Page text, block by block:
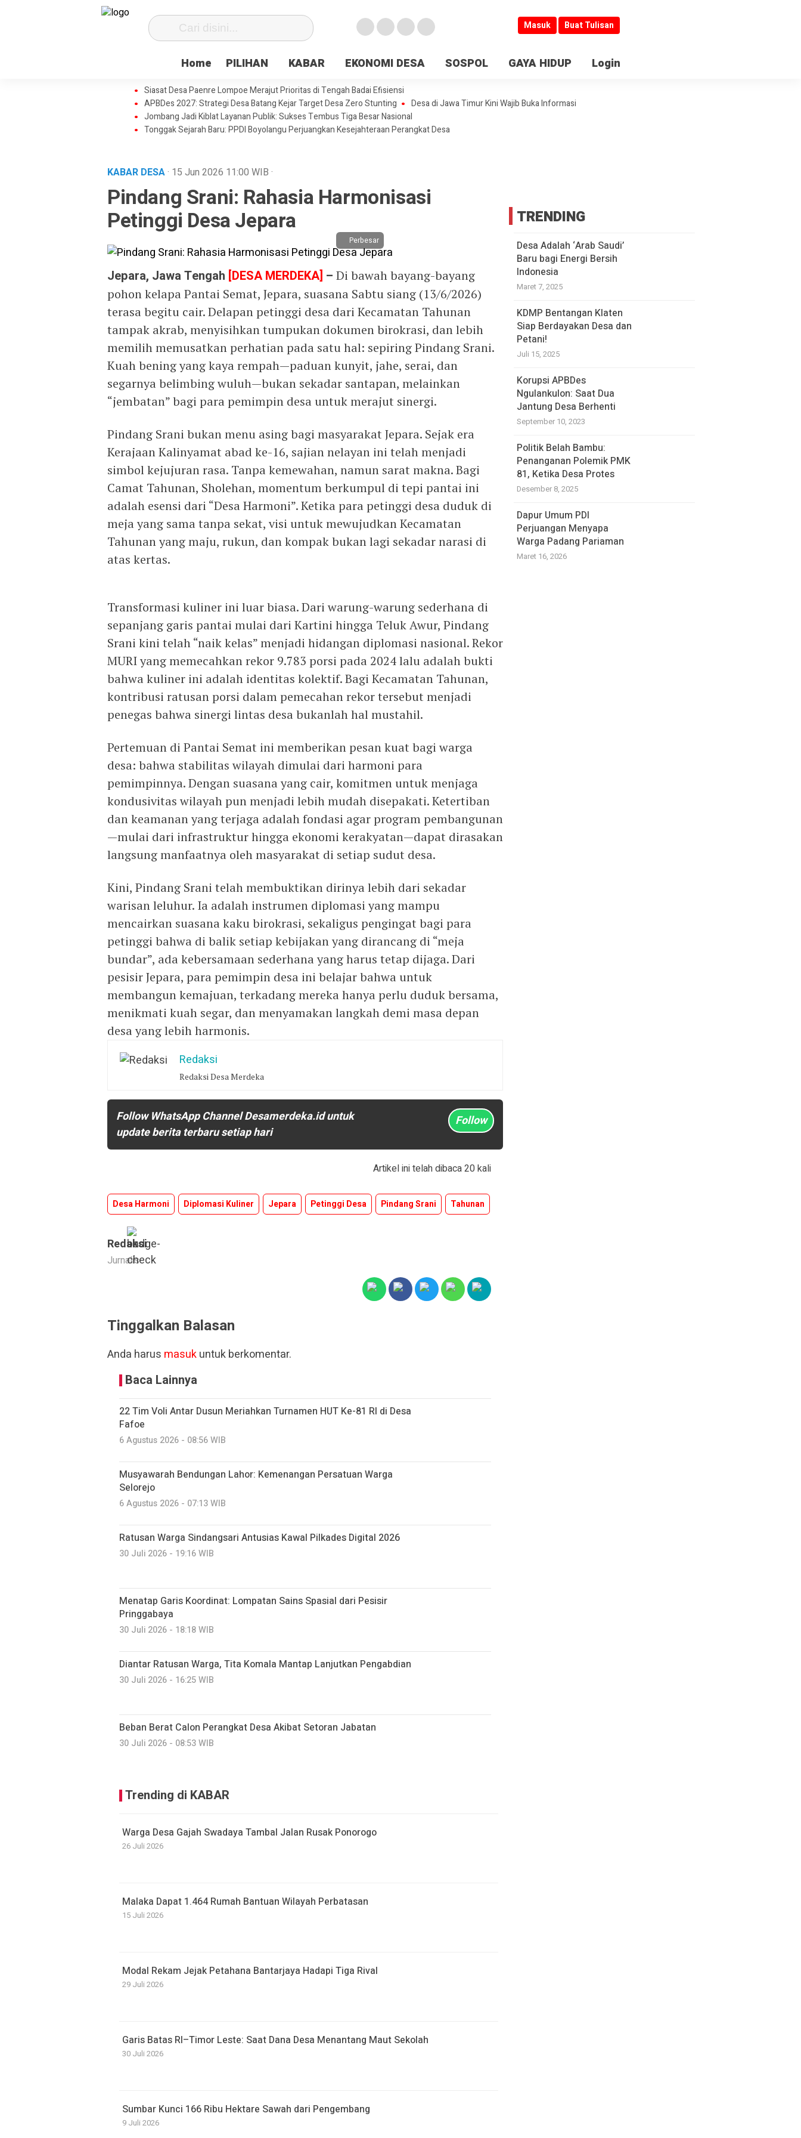
Masuk Buat Tulisan
Home PILIHAN KABAR EKONOMI DESA SOSPOL GAYA HIDUP Login
Siasat Desa Paenre Lompoe Merajut Prioritas di Tengah Badai Efisiensi
APBDes 2027: Strategi Desa Batang Kejar Target Desa Zero Stunting
Desa di Jawa Timur Kini Wajib Buka Informasi
Jombang Jadi Kiblat Layanan Publik: Sukses Tembus Tiga Besar Nasional
Tonggak Sejarah Baru: PPDI Boyolangu Perjuangkan Kesejahteraan Perangkat Desa
KABAR DESA· 15 Jun 2026 11:00 WIB ·
Pindang Srani: Rahasia Harmonisasi
Petinggi Desa Jepara
Perbesar
Jepara, Jawa Tengah [DESA MERDEKA] – Di bawah bayang-bayang
pohon kelapa Pantai Semat, Jepara, suasana Sabtu siang (13/6/2026)
terasa begitu cair. Delapan petinggi desa dari Kecamatan Tahunan
tampak akrab, menyisihkan tumpukan dokumen birokrasi, dan lebih
memilih memusatkan perhatian pada satu hal: sepiring Pindang Srani.
Kuah bening yang kaya rempah—paduan kunyit, jahe, serai, dan
segarnya belimbing wuluh—bukan sekadar santapan, melainkan
“jembatan” bagi para pemimpin desa untuk merajut sinergi.
Pindang Srani bukan menu asing bagi masyarakat Jepara. Sejak era
Kerajaan Kalinyamat abad ke-16, sajian nelayan ini telah menjadi
simbol kejujuran rasa. Tanpa kemewahan, namun sarat makna. Bagi
Camat Tahunan, Sholehan, momentum berkumpul di tepi pantai ini
adalah esensi dari “Desa Harmoni”. Ketika para petinggi desa duduk di
meja yang sama tanpa sekat, visi untuk mewujudkan Kecamatan
Tahunan yang maju, rukun, dan kompak bukan lagi sekadar narasi di
atas kertas.
Transformasi kuliner ini luar biasa. Dari warung-warung sederhana di
sepanjang garis pantai mulai dari Kartini hingga Teluk Awur, Pindang
Srani kini telah “naik kelas” menjadi hidangan diplomasi nasional. Rekor
MURI yang memecahkan rekor 9.783 porsi pada 2024 lalu adalah bukti
bahwa kuliner ini adalah identitas kolektif. Bagi Kecamatan Tahunan,
kontribusi ratusan porsi dalam pemecahan rekor tersebut menjadi
penegas bahwa sinergi lintas desa bukanlah hal mustahil.
Pertemuan di Pantai Semat ini memberikan pesan kuat bagi warga
desa: bahwa stabilitas wilayah dimulai dari harmoni para
pemimpinnya. Dengan suasana yang cair, komitmen untuk menjaga
kondusivitas wilayah pun menjadi lebih mudah disepakati. Ketertiban
dan keamanan yang terjaga adalah fondasi agar program pembangunan
—mulai dari infrastruktur hingga ekonomi kerakyatan—dapat dirasakan
langsung manfaatnya oleh masyarakat di setiap sudut desa.
Kini, Pindang Srani telah membuktikan dirinya lebih dari sekadar
warisan leluhur. Ia adalah instrumen diplomasi yang mampu
mencairkan suasana kaku birokrasi, sekaligus pengingat bagi para
petinggi bahwa di balik setiap kebijakan yang dirancang di “meja
bundar”, ada kebersamaan sederhana yang harus tetap dijaga. Dari
pesisir Jepara, para pemimpin desa ini belajar bahwa untuk
membangun kemajuan, terkadang mereka hanya perlu duduk bersama,
menikmati kuah segar, dan menyamakan langkah demi masa depan
desa yang lebih harmonis.
Redaksi
Redaksi Desa Merdeka
Follow WhatsApp Channel Desamerdeka.id untuk
update berita terbaru setiap hari
Follow
Artikel ini telah dibaca 20 kali
Desa Harmoni Diplomasi Kuliner Jepara Petinggi Desa Pindang Srani Tahunan
Redaksi
Jurnalis
Tinggalkan Balasan
Anda harus masukuntuk berkomentar.
Baca Lainnya
22 Tim Voli Antar Dusun Meriahkan Turnamen HUT Ke-81 RI di Desa
Fafoe
6 Agustus 2026 - 08:56 WIB
Musyawarah Bendungan Lahor: Kemenangan Persatuan Warga
Selorejo
6 Agustus 2026 - 07:13 WIB
Ratusan Warga Sindangsari Antusias Kawal Pilkades Digital 2026
30 Juli 2026 - 19:16 WIB
Menatap Garis Koordinat: Lompatan Sains Spasial dari Pesisir
Pringgabaya
30 Juli 2026 - 18:18 WIB
Diantar Ratusan Warga, Tita Komala Mantap Lanjutkan Pengabdian
30 Juli 2026 - 16:25 WIB
Beban Berat Calon Perangkat Desa Akibat Setoran Jabatan
30 Juli 2026 - 08:53 WIB
Trending di KABAR
Warga Desa Gajah Swadaya Tambal Jalan Rusak Ponorogo
26 Juli 2026
Malaka Dapat 1.464 Rumah Bantuan Wilayah Perbatasan
15 Juli 2026
Modal Rekam Jejak Petahana Bantarjaya Hadapi Tiga Rival
29 Juli 2026
Garis Batas RI–Timor Leste: Saat Dana Desa Menantang Maut Sekolah
30 Juli 2026
Sumbar Kunci 166 Ribu Hektare Sawah dari Pengembang
9 Juli 2026
TRENDING
Desa Adalah ‘Arab Saudi’
Baru bagi Energi Bersih
Indonesia
Maret 7, 2025
KDMP Bentangan Klaten
Siap Berdayakan Desa dan
Petani!
Juli 15, 2025
Korupsi APBDes
Ngulankulon: Saat Dua
Jantung Desa Berhenti
September 10, 2023
Politik Belah Bambu:
Penanganan Polemik PMK
81, Ketika Desa Protes
Desember 8, 2025
Dapur Umum PDI
Perjuangan Menyapa
Warga Padang Pariaman
Maret 16, 2026